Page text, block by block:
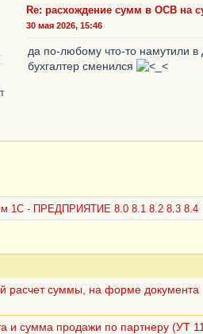
Re: расхождение сумм в ОСВ на
30 мая 2026, 15:46
да по-любому что-то намутили в
бухгалтер сменился
1С - ПРЕДПРИЯТИЕ 8.0 8.1 8.2 8.3 8.4
расчет суммы, на форме документа
и сумма продажи по партнеру (УТ